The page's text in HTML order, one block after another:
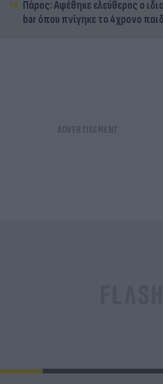
Πάρος: Αφέθηκε ελεύθερος ο
bar όπου πνίγηκε το 4χρονο